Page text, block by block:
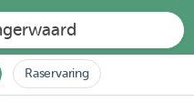
Raservaring